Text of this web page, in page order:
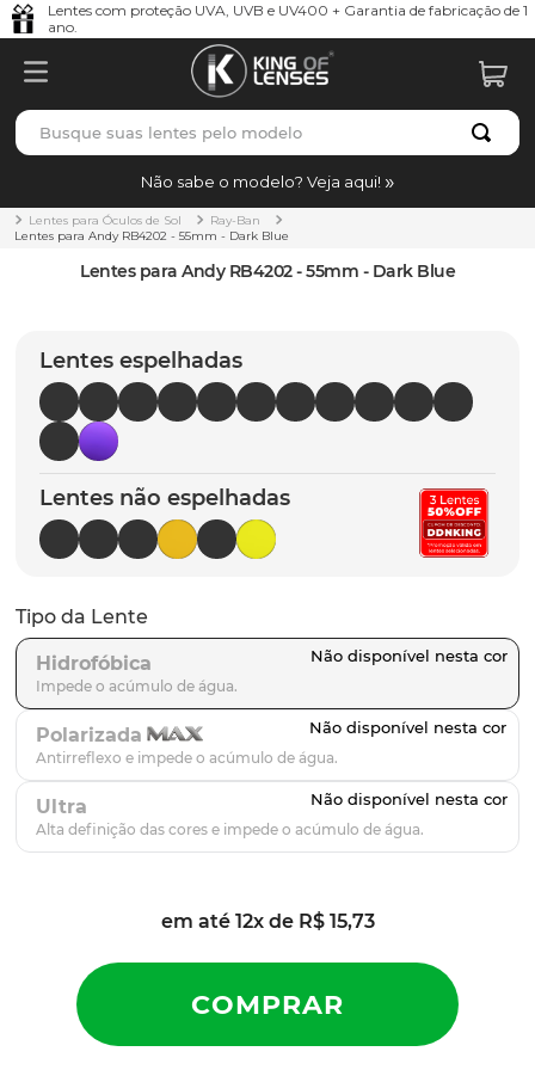
Lentes com proteção UVA, UVB e UV400 + Garantia de fabricação de 1
ano.
Busque suas lentes pelo modelo
Não sabe o modelo? Veja aqui!
Lentes para Óculos de Sol
Ray-Ban
Lentes para Andy RB4202 - 55mm - Dark Blue
Lentes para Andy RB4202 - 55mm - Dark Blue
Lentes espelhadas
Lentes não espelhadas
Tipo da Lente
Hidrofóbica
Polarizada
Ultra
em até 12x de R$ 15,73
TERMOS MAIS BUSCADOS
1º borrachas
holbrook
5º chaves
6º t-shock
7º latch
8º gasket
9º parafusos